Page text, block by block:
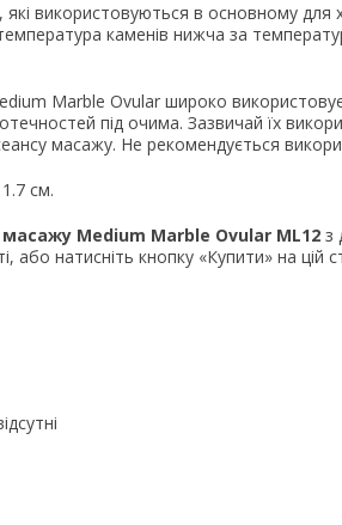
які використовуються в основному
каменів нижча за
Marble Ovular широко
під очима. Зазвичай їх
масажу. Не рекомендується
см.
Medium Marble Ovular ML12 з
або натисніть кнопку «Купити» на цій